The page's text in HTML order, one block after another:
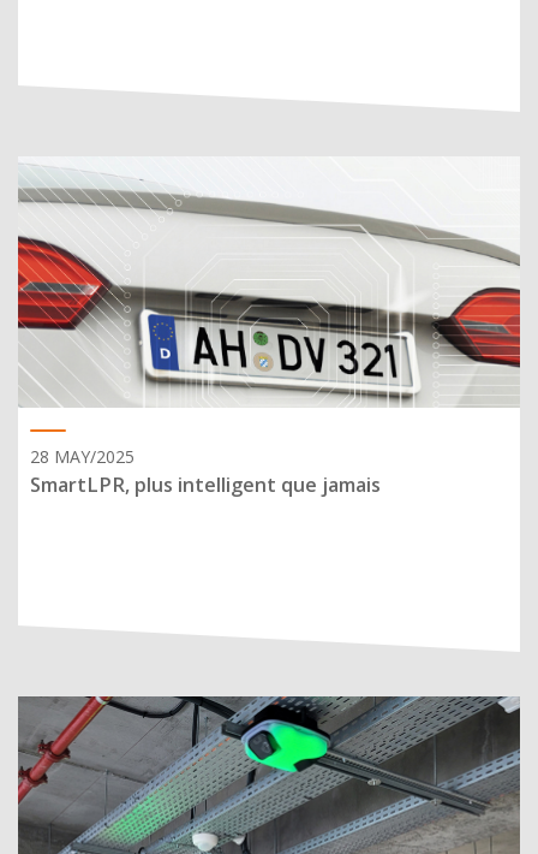
28 MAY/2025
SmartLPR, plus intelligent que jamais